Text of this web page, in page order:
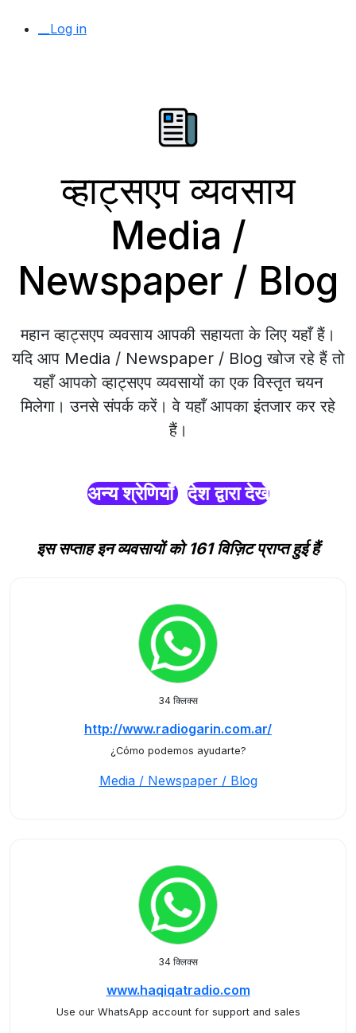
__Log in
व्हाट्सएप व्यवसाय
Media /
Newspaper / Blog
महान व्हाट्सएप व्यवसाय आपकी सहायता के लिए यहाँ हैं।
यदि आप Media / Newspaper / Blog खोज रहे हैं तो
यहाँ आपको व्हाट्सएप व्यवसायों का एक विस्तृत चयन
मिलेगा। उनसे संपर्क करें। वे यहाँ आपका इंतजार कर रहे
हैं।
अन्य श्रेणियाँ देश द्वारा देखें
इस सप्ताह इन व्यवसायों को 161 विज़िट प्राप्त हुई हैं
34 क्लिक्स
http://www.radiogarin.com.ar/
¿Cómo podemos ayudarte?
Media / Newspaper / Blog
34 क्लिक्स
www.haqiqatradio.com
Use our WhatsApp account for support and sales